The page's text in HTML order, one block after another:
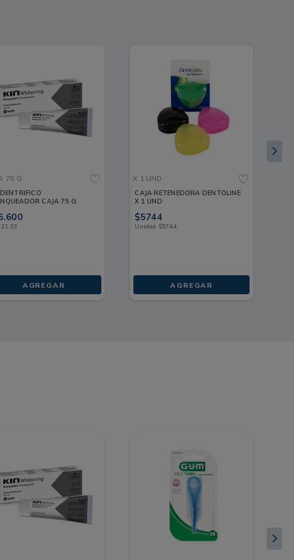
75 G
CAJA 75 G
.600
,33
AGREGAR
X 1 UND
CAJA RETENEDORA DENTOLINE
X 1 UND
$5744
Unidad $5744
AGREGAR